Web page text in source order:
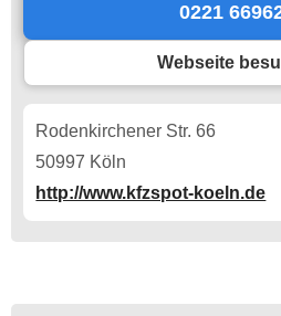
0221
Webseite
Rodenkirchener Str. 66
50997 Köln
http://www.kfzspot-koeln.de